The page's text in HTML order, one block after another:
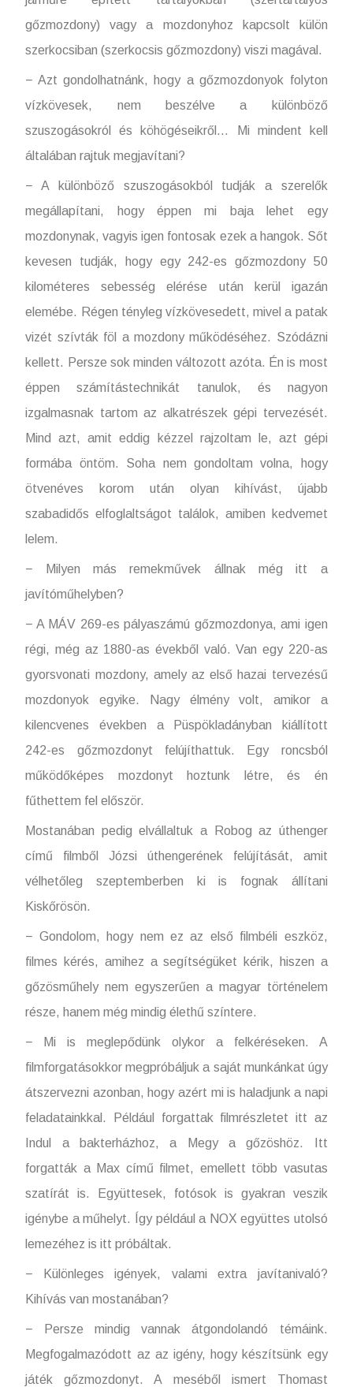
gőzmozdony) vagy a mozdonyhoz kapcsolt külön
szerkocsiban (szerkocsis gőzmozdony) viszi magával.
− Azt gondolhatnánk, hogy a gőzmozdonyok folyton
vízkövesek, nem beszélve a különböző
szuszogásokról és köhögéseikről… Mi mindent kell
általában rajtuk megjavítani?
− A különböző szuszogásokból tudják a szerelők
megállapítani, hogy éppen mi baja lehet egy
mozdonynak, vagyis igen fontosak ezek a hangok. Sőt
kevesen tudják, hogy egy 242-es gőzmozdony 50
kilométeres sebesség elérése után kerül igazán
elemébe. Régen tényleg vízkövesedett, mivel a patak
vizét szívták föl a mozdony működéséhez. Szódázni
kellett. Persze sok minden változott azóta. Én is most
éppen számítástechnikát tanulok, és nagyon
izgalmasnak tartom az alkatrészek gépi tervezését.
Mind azt, amit eddig kézzel rajzoltam le, azt gépi
formába öntöm. Soha nem gondoltam volna, hogy
ötvenéves korom után olyan kihívást, újabb
szabadidős elfoglaltságot találok, amiben kedvemet
lelem.
− Milyen más remekművek állnak még itt a
javítóműhelyben?
− A MÁV 269-es pályaszámú gőzmozdonya, ami igen
régi, még az 1880-as évekből való. Van egy 220-as
gyorsvonati mozdony, amely az első hazai tervezésű
mozdonyok egyike. Nagy élmény volt, amikor a
kilencvenes években a Püspökladányban kiállított
242-es gőzmozdonyt felújíthattuk. Egy roncsból
működőképes mozdonyt hoztunk létre, és én
fűthettem fel először.
Mostanában pedig elvállaltuk a Robog az úthenger
című filmből Józsi úthengerének felújítását, amit
vélhetőleg szeptemberben ki is fognak állítani
Kiskőrösön.
− Gondolom, hogy nem ez az első filmbéli eszköz,
filmes kérés, amihez a segítségüket kérik, hiszen a
gőzösműhely nem egyszerűen a magyar történelem
része, hanem még mindig élethű színtere.
− Mi is meglepődünk olykor a felkéréseken. A
filmforgatásokkor megpróbáljuk a saját munkánkat úgy
átszervezni azonban, hogy azért mi is haladjunk a napi
feladatainkkal. Például forgattak filmrészletet itt az
Indul a bakterházhoz, a Megy a gőzöshöz. Itt
forgatták a Max című filmet, emellett több vasutas
szatírát is. Együttesek, fotósok is gyakran veszik
igénybe a műhelyt. Így például a NOX együttes utolsó
lemezéhez is itt próbáltak.
− Különleges igények, valami extra javítanivaló?
Kihívás van mostanában?
− Persze mindig vannak átgondolandó témáink.
Megfogalmazódott az az igény, hogy készítsünk egy
játék gőzmozdonyt. A meséből ismert Thomast